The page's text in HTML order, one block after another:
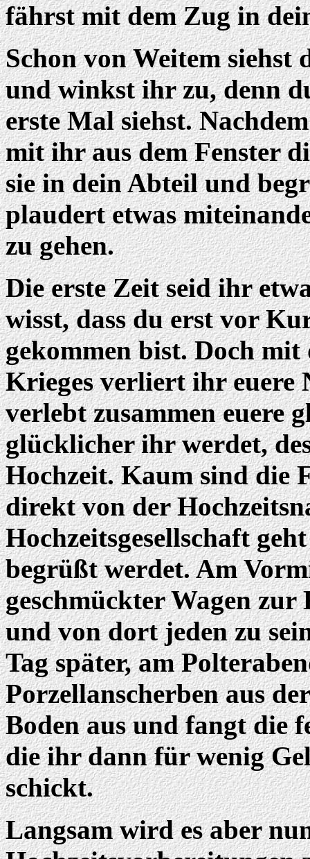
fährst mit dem Zug in
Schon von Weitem
und winkst ihr zu, denn
erste Mal siehst.
mit ihr aus dem Fenster
sie in dein Abteil und
plaudert etwas
zu gehen.
Die erste Zeit seid ihr
wisst, dass du erst vor
gekommen bist. Doch
Krieges verliert ihr euere
verlebt zusammen euere
glücklicher ihr werdet,
Hochzeit. Kaum sind die
direkt von der
Hochzeitsgesellschaft
begrüßt werdet. Am
geschmückter Wagen
und von dort jeden zu
Tag später, am
Porzellanscherben aus
Boden aus und fangt die
die ihr dann für wenig
schickt.
Langsam wird es aber